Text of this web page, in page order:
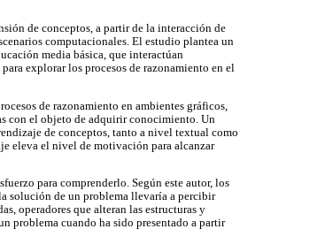
de conceptos, a partir de la interacción de
computacionales. El estudio plantea un
media básica, que interactúan
explorar los procesos de razonamiento en el
de razonamiento en ambientes gráficos,
con el objeto de adquirir conocimiento. Un
de conceptos, tanto a nivel textual como
eleva el nivel de motivación para alcanzar
para comprenderlo. Según este autor, los
solución de un problema llevaría a percibir
operadores que alteran las estructuras y
problema cuando ha sido presentado a partir